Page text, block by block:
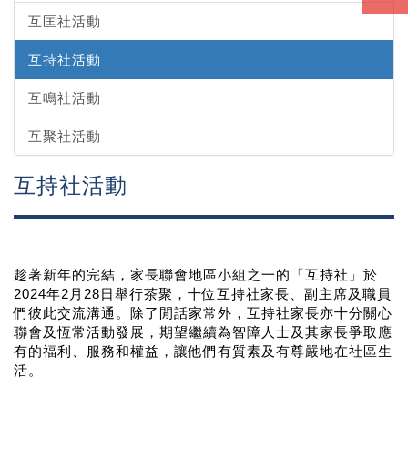
互匡社活動
互持社活動
互鳴社活動
互聚社活動
互持社活動
趁著新年的完結，家長聯會地區小組之一的「互持社」於
2024年2月28日舉行茶聚，十位互持社家長、副主席及職員
們彼此交流溝通。除了閒話家常外，互持社家長亦十分關心
聯會及恆常活動發展，期望繼續為智障人士及其家長爭取應
有的福利、服務和權益，讓他們有質素及有尊嚴地在社區生
活。